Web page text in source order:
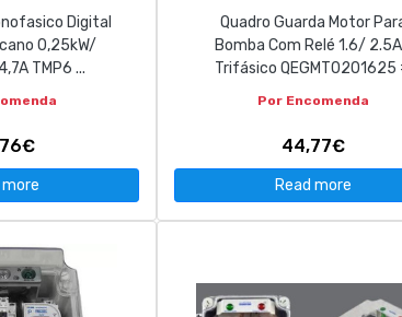
Digital
0,25kW/
TMP6 ...
more
Quadro Guarda Motor
Bomba Com Relé 1.6/
Trifásico QEGMT0201625
Por Encomenda
44,77€
Read more